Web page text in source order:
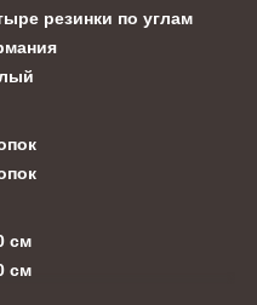
резинки по углам
см
см